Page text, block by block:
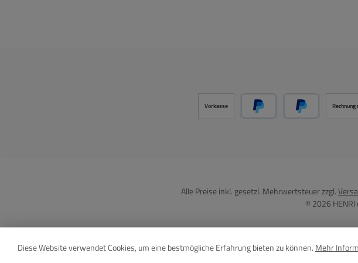
Vorkasse
Alle Preise inkl. gesetzl. Mehrwertsteuer zzgl.
© 2026
Diese Website verwendet Cookies, um eine bestmögliche Erfahrung bieten zu können. Mehr